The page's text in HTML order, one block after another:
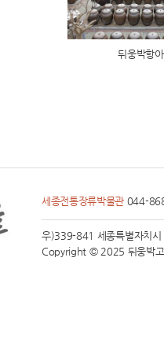
뒤웅박항
세종전통장류박물관 044-
우)339-841 세종특별자치
Copyright © 2025 뒤웅박